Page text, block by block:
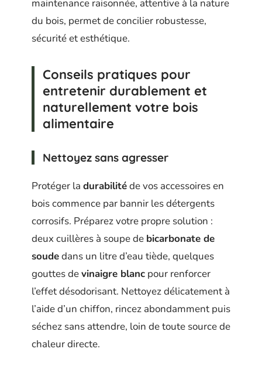
maintenance raisonnée, attentive à la nature
du bois, permet de concilier robustesse,
sécurité et esthétique.
Conseils pratiques pour
entretenir durablement et
naturellement votre bois
alimentaire
Nettoyez sans agresser
Protéger la durabilitéde vos accessoires en
bois commence par bannir les détergents
corrosifs. Préparez votre propre solution :
deux cuillères à soupe de bicarbonate de
soudedans un litre d’eau tiède, quelques
gouttes devinaigre blanc pour renforcer
l’effet désodorisant. Nettoyez délicatement à
l’aide d’un chiffon, rincez abondamment puis
séchez sans attendre, loin de toute source de
chaleur directe.